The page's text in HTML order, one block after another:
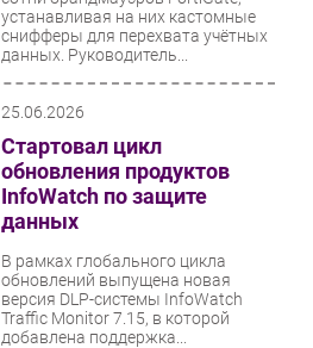
устанавливая на них кастомные
снифферы для перехвата учётных
данных. Руководитель...
25.06.2026
Стартовал цикл
обновления продуктов
InfoWatch по защите
данных
В рамках глобального цикла
обновлений выпущена новая
версия DLP-системы InfoWatch
Traffic Monitor 7.15, в которой
добавлена поддержка...